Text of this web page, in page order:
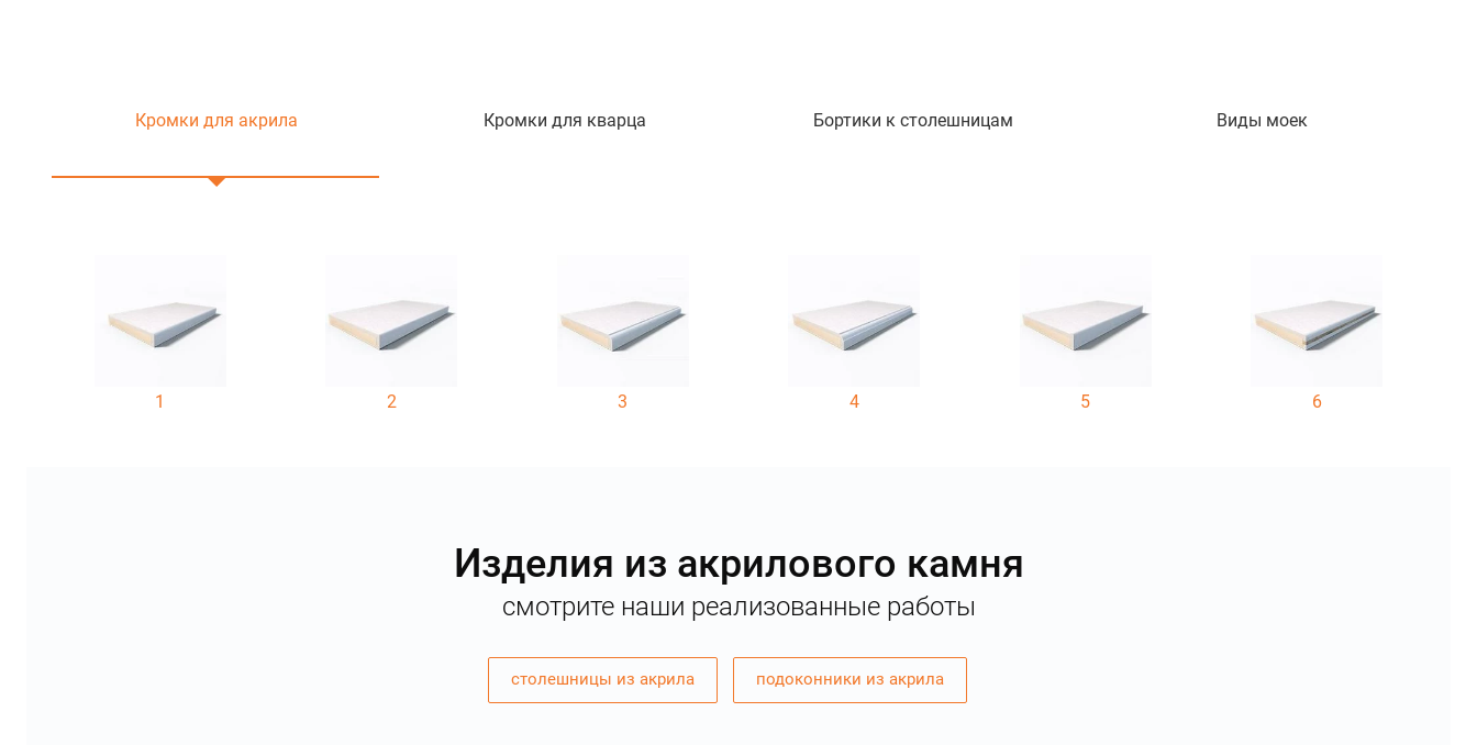
Кромки для акрила Кромки для кварца Бортики к столешницам Виды моек
1 2 3 4 5 6
Изделия из акрилового камня
смотрите наши реализованные работы
столешницы из акрила подоконники из акрила